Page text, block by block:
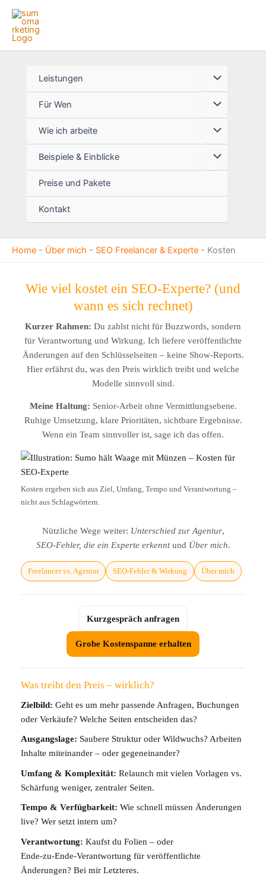
Zum
Inhalt
springen
Leistungen
Für Wen
Wie ich arbeite
Beispiele & Einblicke
Preise und Pakete
Kontakt
Home - Über mich - SEO Freelancer & Experte - Kosten
Wie viel kostet ein SEO‑Experte? (und
wann es sich rechnet)
Kurzer Rahmen: Du zahlst nicht für Buzzwords, sondern
für Verantwortung und Wirkung. Ich liefere veröffentlichte
Änderungen auf den Schlüsselseiten – keine Show‑Reports.
Hier erfährst du, was den Preis wirklich treibt und welche
Modelle sinnvoll sind.
Meine Haltung: Senior‑Arbeit ohne Vermittlungsebene.
Ruhige Umsetzung, klare Prioritäten, sichtbare Ergebnisse.
Wenn ein Team sinnvoller ist, sage ich das offen.
Kosten ergeben sich aus Ziel, Umfang, Tempo und Verantwortung –
nicht aus Schlagwörtern.
Nützliche Wege weiter: Unterschied zur Agentur,
SEO‑Fehler, die ein Experte erkenntund Über mich.
Freelancer vs. Agentur SEO‑Fehler & Wirkung Über mich
Kurzgespräch anfragen
Grobe Kostenspanne erhalten
Was treibt den Preis – wirklich?
Zielbild: Geht es um mehr passende Anfragen, Buchungen
oder Verkäufe? Welche Seiten entscheiden das?
Ausgangslage: Saubere Struktur oder Wildwuchs? Arbeiten
Inhalte miteinander – oder gegeneinander?
Umfang & Komplexität: Relaunch mit vielen Vorlagen vs.
Schärfung weniger, zentraler Seiten.
Tempo & Verfügbarkeit: Wie schnell müssen Änderungen
live? Wer setzt intern um?
Verantwortung: Kaufst du Folien – oder
Ende‑zu‑Ende‑Verantwortung für veröffentlichte
Änderungen? Bei mir Letzteres.